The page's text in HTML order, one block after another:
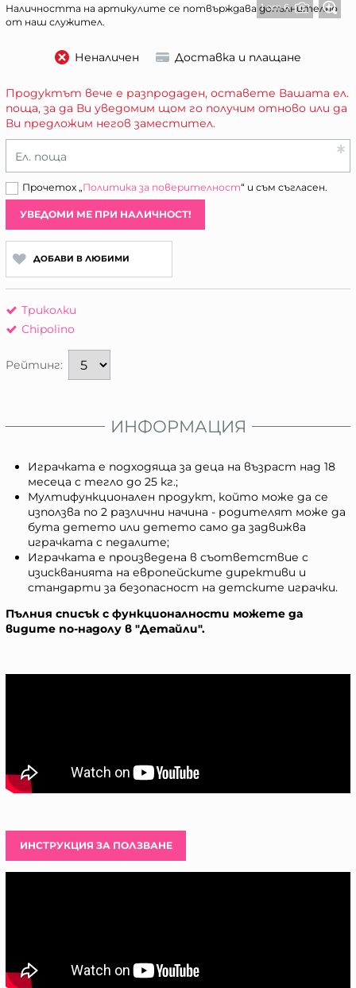
1 от 6
Наличността на артикулите се потвърждава допълнително
от наш служител.
Неналичен Доставка и плащане
Продуктът вече е разпродаден, оставете Вашата ел.
поща, за да Ви уведомим щом го получим отново или да
Ви предложим негов заместител.
Ел. поща
Прочетох „Политика за поверителност“ и съм съгласен.
УВЕДОМИ МЕ ПРИ НАЛИЧНОСТ!
ДОБАВИ В ЛЮБИМИ
Триколки
Chipolino
Рейтинг:
ИНФОРМАЦИЯ
Играчката е подходяща за деца на възраст над 18
месеца с тегло до 25 кг.;
Мултифункционален продукт, който може да се
използва по 2 различни начина - родителят може да
бута детето или детето само да задвижва
играчката с педалите;
Играчката е произведена в съответствие с
изискванията на европейските директиви и
стандарти за безопасност на детските играчки.
Пълния списък с функционалности можете да
видите по-надолу в "Детайли".
ИНСТРУКЦИЯ ЗА ПОЛЗВАНЕ